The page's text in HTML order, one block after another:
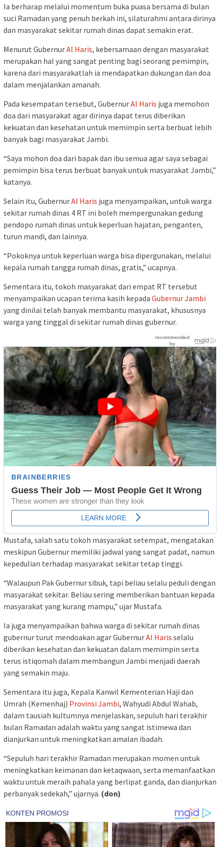
Ia berharap melalui momentum buka puasa bersama di bulan
suci Ramadan yang penuh berkah ini, silaturahmi antara dirinya
dan masyarakat sekitar rumah dinas dapat semakin erat.
Menurut GubernurAl Haris, kebersamaan dengan masyarakat
merupakan hal yang sangat penting bagi seorang pemimpin,
karena dari masyarakatlah ia mendapatkan dukungan dan doa
dalam menjalankan amanah.
Pada kesempatan tersebut, GubernurAl Haris juga memohon
doa dari masyarakat agar dirinya dapat terus diberikan
kekuatan dan kesehatan untuk memimpin serta berbuat lebih
banyak bagi masyarakat Jambi.
“Saya mohon doa dari bapak dan ibu semua agar saya sebagai
pemimpin bisa terus berbuat banyak untuk masyarakat Jambi,”
katanya.
Selain itu, GubernurAl Haris juga menyampaikan, untuk warga
sekitar rumah dinas 4 RT ini boleh mempergunakan gedung
pendopo rumah dinas untuk keperluan hajatan, penganten,
turun mandi, dan lainnya.
“Pokoknya untuk keperluan warga bisa dipergunakan, melalui
kepala rumah tangga rumah dinas, gratis,” ucapnya.
Sementara itu, tokoh masyarakat dari empat RT tersebut
menyampaikan ucapan terima kasih kepada Gubernur Jambi
yang dinilai telah banyak membantu masyarakat, khususnya
warga yang tinggal di sekitar rumah dinas gubernur.
Mustafa, salah satu tokoh masyarakat setempat, mengatakan
meskipun Gubernur memiliki jadwal yang sangat padat, namun
kepedulian terhadap masyarakat sekitar tetap tinggi.
“Walaupun Pak Gubernur sibuk, tapi beliau selalu peduli dengan
masyarakat sekitar. Beliau sering memberikan bantuan kepada
masyarakat yang kurang mampu,” ujar Mustafa.
Ia juga menyampaikan bahwa warga di sekitar rumah dinas
gubernur turut mendoakan agar GubernurAl Haris selalu
diberikan kesehatan dan kekuatan dalam memimpin serta
terus istiqomah dalam membangun Jambi menjadi daerah
yang semakin maju.
Sementara itu juga, Kepala Kanwil Kementerian Haji dan
Umrah (Kemenhaj) Provinsi Jambi, Wahyudi Abdul Wahab,
dalam tausiah kultumnya menjelaskan, sepuluh hari terakhir
bulan Ramadan adalah waktu yang sangat istimewa dan
dianjurkan untuk meningkatkan amalan ibadah.
“Sepuluh hari terakhir Ramadan merupakan momen untuk
meningkatkan keimanan dan ketaqwaan, serta memanfaatkan
waktu untuk meraih pahala yang berlipat ganda, dan dianjurkan
perbanyak sedekah,” ujarnya. (don)